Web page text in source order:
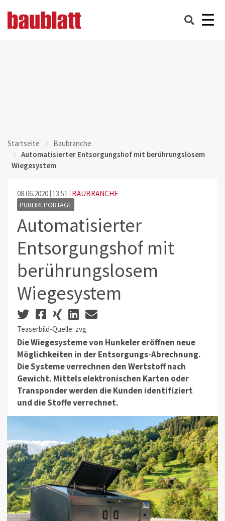
Startseite
Baubranche
Automatisierter Entsorgungshof mit berührungslosem
Wiegesystem
08.06.2020 13:51 BAUBRANCHE
PUBLIREPORTAGE
Automatisierter
Entsorgungshof mit
berührungslosem
Wiegesystem
Teaserbild-Quelle: zvg
Die Wiegesysteme von Hunkeler eröffnen neue
Möglichkeiten in der Entsorgungs-Abrechnung.
Die Systeme verrechnen den Wertstoff nach
Gewicht. Mittels elektronischen Karten oder
Transponder werden die Kunden identifiziert
und die Stoffe verrechnet.